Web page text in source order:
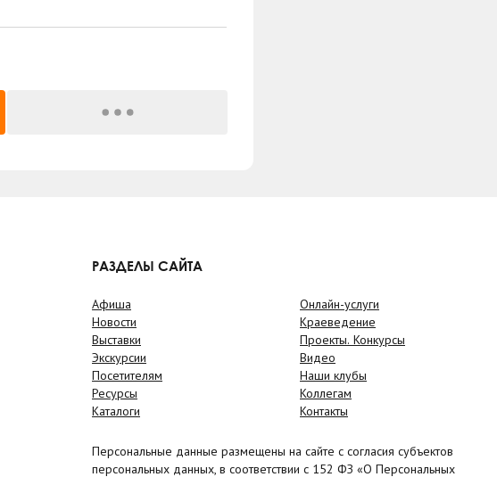
РАЗДЕЛЫ САЙТА
Афиша
Новости
Выставки
Экскурсии
Посетителям
Ресурсы
Каталоги
Онлайн-услуги
Краеведение
Проекты. Конкурсы
Видео
Наши клубы
Коллегам
Контакты
Персональные данные размещены на сайте с согласия субъектов
персональных данных, в соответствии с 152 ФЗ «О Персональных